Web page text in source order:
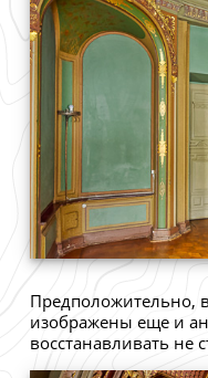
Предположительно,
изображены еще и
восстанавливать не